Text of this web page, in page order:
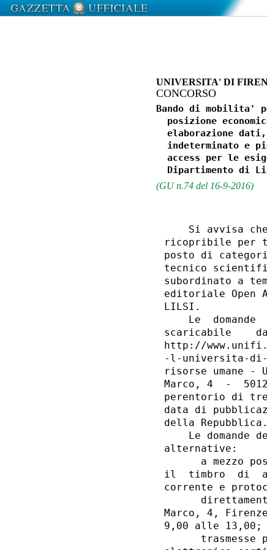
UNIVERSITA' DI
CONCORSO
Bando di mobilita'
posizione
elaborazione
indeterminato e
access per le
(GU n.74 del 16-9-2016)
Si avvisa
ricopribile per
posto di
tecnico
subordinato a
editoriale Open
LILSI.
Le  domande
scaricabile
http://
-l-universita-
risorse umane
Marco, 4  -
perentorio di
data di
della
Le domande
alternative:
a mezzo
il  timbro  di
corrente e
Marco, 4,
9,00 alle 13,00;
trasmesse